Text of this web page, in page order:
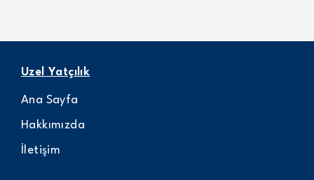
Uzel Yatçılık
Ana Sayfa
Hakkımızda
İletişim